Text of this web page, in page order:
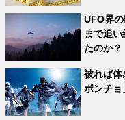
UFO界
まで追
たのか？
被れば
ポンチョ